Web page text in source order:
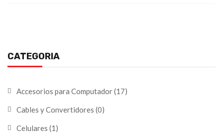
CATEGORIA
Accesorios para Computador(17)
Cables y Convertidores (0)
Celulares (1)